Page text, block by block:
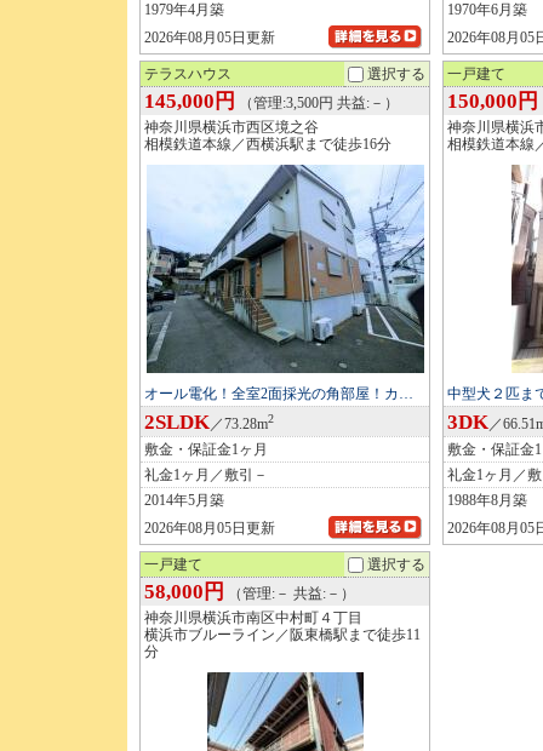
1979年4月築
2026年08月05日更新
1970年6月築
2026年08月05
テラスハウス 選択する
145,000円
（管理:3,500円 共益:－）
神奈川県横浜市西区境之谷
相模鉄道本線／西横浜駅まで徒歩16分
オール電化！全室2面採光の角部屋！カ…
2SLDK／73.28m2
敷金・保証金1ヶ月
礼金1ヶ月／敷引－
2014年5月築
2026年08月05日更新
一戸建て
150,000円
神奈川県横浜
相模鉄道本線
中型犬２匹ま
3DK／
敷金・保証金
礼金1ヶ月／
1988年8月築
2026年08月05
一戸建て 選択する
58,000円
（管理:－ 共益:－）
神奈川県横浜市南区中村町４丁目
横浜市ブルーライン／阪東橋駅まで徒歩11
分